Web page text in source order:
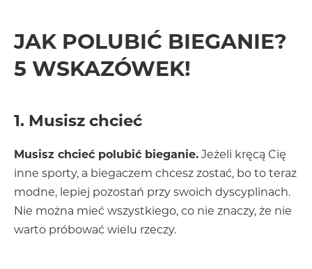
JAK POLUBIĆ BIEGANIE?
5 WSKAZÓWEK!
1. Musisz chcieć
Musisz chcieć polubić bieganie. Jeżeli kręcą Cię
inne sporty, a biegaczem chcesz zostać, bo to teraz
modne, lepiej pozostań przy swoich dyscyplinach.
Nie można mieć wszystkiego, co nie znaczy, że nie
warto próbować wielu rzeczy.